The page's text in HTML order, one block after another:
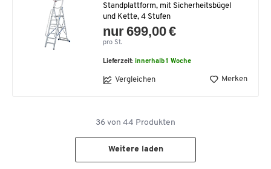
Standplattform, mit Sicherheitsbügel
und Kette, 4 Stufen
nur 699,00 €
pro St.
Lieferzeit:innerhalb 1 Woche
Vergleichen Merken
36 von 44 Produkten
Weitere laden